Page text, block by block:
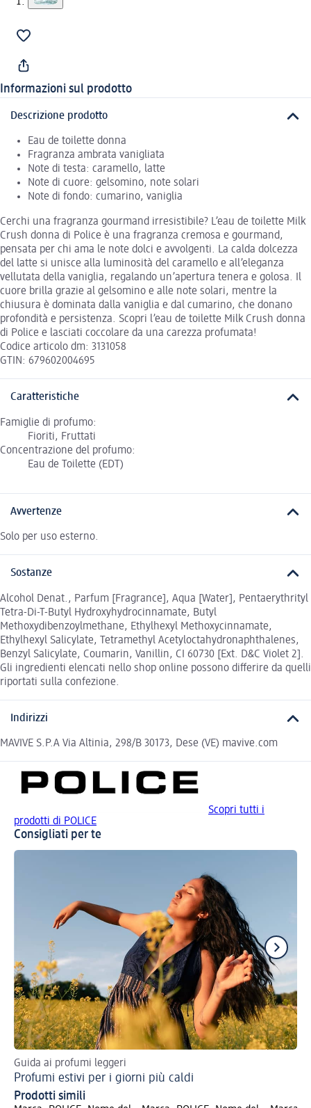
Informazioni sul prodotto
Descrizione prodotto
Eau de toilette donna
Fragranza ambrata vanigliata
Note di testa: caramello, latte
Note di cuore: gelsomino, note solari
Note di fondo: cumarino, vaniglia
Cerchi una fragranza gourmand irresistibile? L’eau de toilette Milk
Crush donna di Police è una fragranza cremosa e gourmand,
pensata per chi ama le note dolci e avvolgenti. La calda dolcezza
del latte si unisce alla luminosità del caramello e all’eleganza
vellutata della vaniglia, regalando un’apertura tenera e golosa. Il
cuore brilla grazie al gelsomino e alle note solari, mentre la
chiusura è dominata dalla vaniglia e dal cumarino, che donano
profondità e persistenza. Scopri l’eau de toilette Milk Crush donna
di Police e lasciati coccolare da una carezza profumata!
Codice articolo dm: 3131058
GTIN: 679602004695
Caratteristiche
Famiglie di profumo:
Fioriti, Fruttati
Concentrazione del profumo:
Eau de Toilette (EDT)
Avvertenze
Solo per uso esterno.
Sostanze
Alcohol Denat., Parfum [Fragrance], Aqua [Water], Pentaerythrityl
Tetra-Di-T-Butyl Hydroxyhydrocinnamate, Butyl
Methoxydibenzoylmethane, Ethylhexyl Methoxycinnamate,
Ethylhexyl Salicylate, Tetramethyl Acetyloctahydronaphthalenes,
Benzyl Salicylate, Coumarin, Vanillin, CI 60730 [Ext. D&C Violet 2].
Gli ingredienti elencati nello shop online possono differire da quelli
riportati sulla confezione.
Indirizzi
MAVIVE S.P.A Via Altinia, 298/B 30173, Dese (VE) mavive.com
Scopri tutti i
prodotti di POLICE
Consigliati per te
Guida ai profumi leggeri
Profumi estivi per i giorni più caldi
Prodotti simili